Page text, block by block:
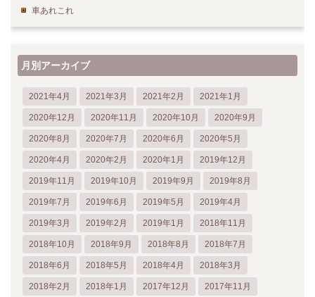
車あれこれ
月別アーカイブ
2021年4月 2021年3月 2021年2月 2021年1月
2020年12月 2020年11月 2020年10月 2020年9月
2020年8月 2020年7月 2020年6月 2020年5月
2020年4月 2020年2月 2020年1月 2019年12月
2019年11月 2019年10月 2019年9月 2019年8月
2019年7月 2019年6月 2019年5月 2019年4月
2019年3月 2019年2月 2019年1月 2018年11月
2018年10月 2018年9月 2018年8月 2018年7月
2018年6月 2018年5月 2018年4月 2018年3月
2018年2月 2018年1月 2017年12月 2017年11月